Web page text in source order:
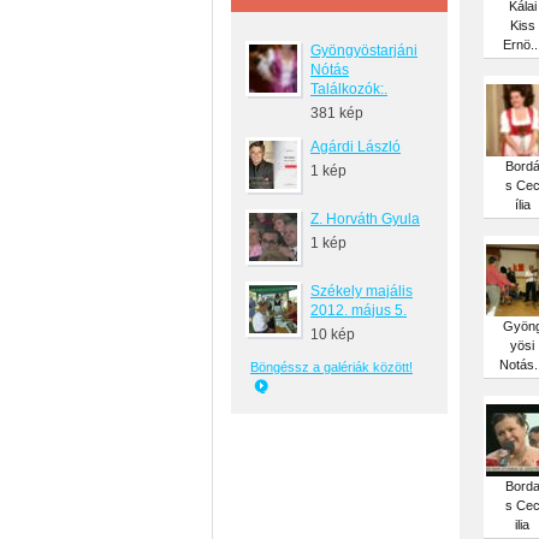
Gyöngyöstarjáni
Nótás
Találkozók:.
381 kép
Agárdi László
1 kép
Z. Horváth Gyula
1 kép
Székely majális
2012. május 5.
10 kép
Böngéssz a galériák között!
Kálai
Kiss
Ernö...
Bordá
s Cec
ília
yösi
Notás...
Borda
s Cec
ilia